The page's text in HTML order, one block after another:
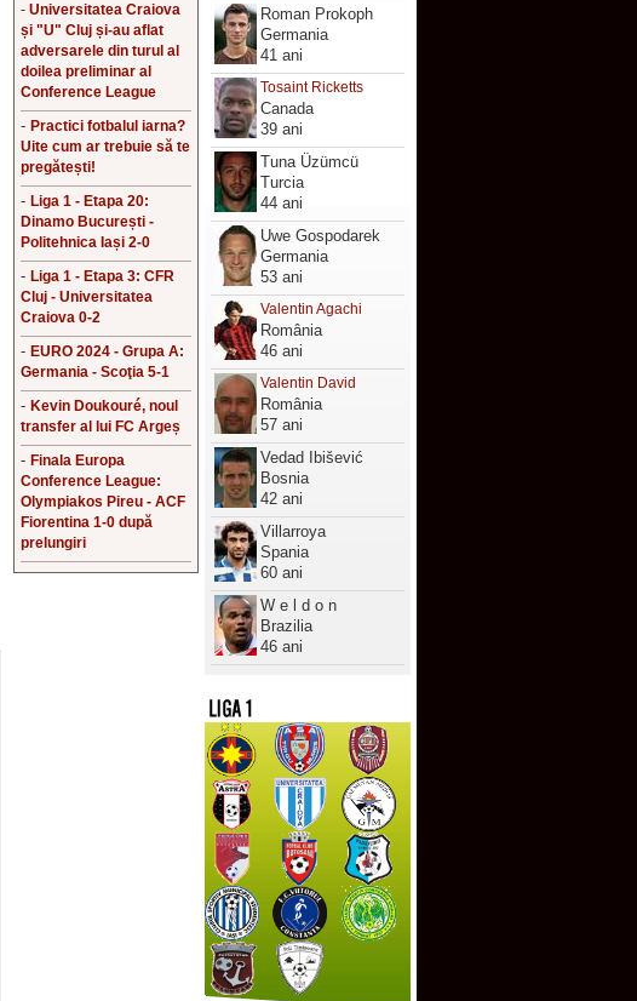
- Universitatea Craiova
și "U" Cluj și-au aflat
adversarele din turul al
doilea preliminar al
Conference League
- Practici fotbalul iarna?
Uite cum ar trebuie să te
pregătești!
- Liga 1 - Etapa 20:
Dinamo București -
Politehnica Iași 2-0
- Liga 1 - Etapa 3: CFR
Cluj - Universitatea
Craiova 0-2
- EURO 2024 - Grupa A:
Germania - Scoţia 5-1
- Kevin Doukouré, noul
transfer al lui FC Argeș
- Finala Europa
Conference League:
Olympiakos Pireu - ACF
Fiorentina 1-0 după
prelungiri
Roman Prokoph
Germania
41 ani
Tosaint Ricketts
Canada
39 ani
Tuna Üzümcü
Turcia
44 ani
Uwe Gospodarek
Germania
53 ani
Valentin Agachi
România
46 ani
Valentin David
România
57 ani
Vedad Ibišević
Bosnia
42 ani
Villarroya
Spania
60 ani
W e l d o n
Brazilia
46 ani